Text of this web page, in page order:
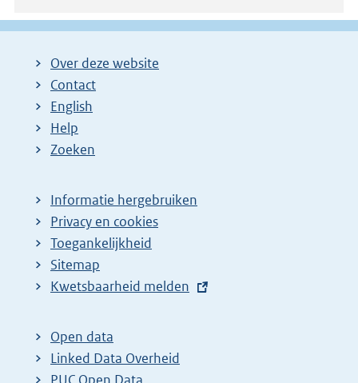
Over deze website
Contact
English
Help
Zoeken
Informatie hergebruiken
Privacy en cookies
Toegankelijkheid
Sitemap
E
t
e
r
Kwetsbaarheid melden
Open data
Linked Data Overheid
PUC Open Data